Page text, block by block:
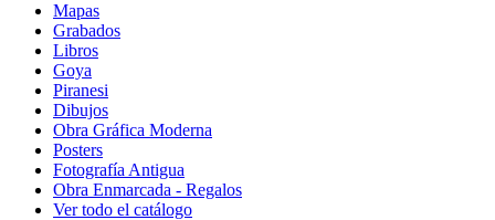
Mapas
Grabados
Libros
Goya
Piranesi
Dibujos
Obra Gráfica Moderna
Posters
Fotografía Antigua
Obra Enmarcada - Regalos
Ver todo el catálogo